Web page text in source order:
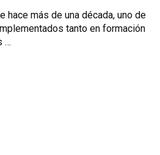
hace más de una década, uno de
tanto en formación
…